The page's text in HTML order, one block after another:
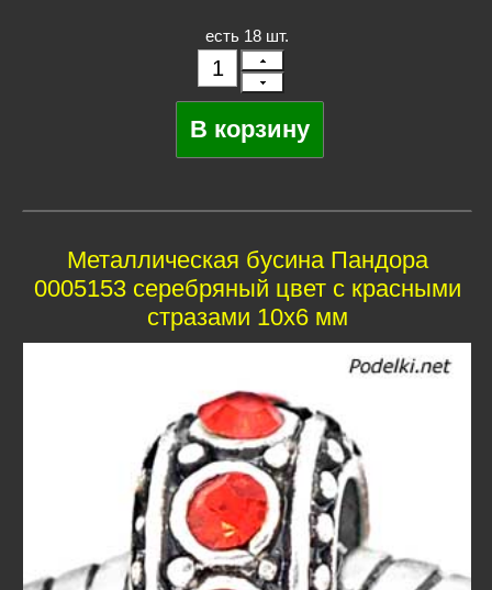
есть 18 шт.
Металлическая бусина Пандора
0005153 серебряный цвет с красными
стразами 10x6 мм